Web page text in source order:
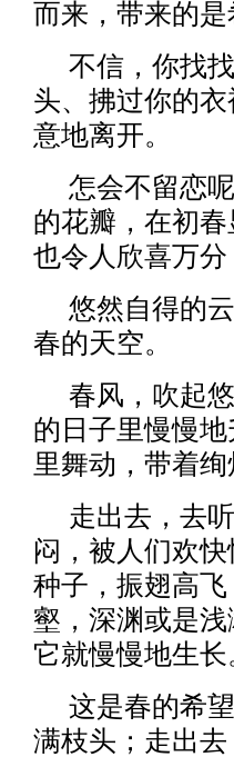
而来，带来的是
不信，你找
头、拂过你的
意地离开。
怎会不留恋
的花瓣，在初
也令人欣喜万分
悠然自得的
春的天空。
春风，吹起
的日子里慢慢
里舞动，带着
走出去，去
闷，被人们欢
种子，振翅高
壑，深渊或是
它就慢慢地生长
这是春的希
满枝头；走出